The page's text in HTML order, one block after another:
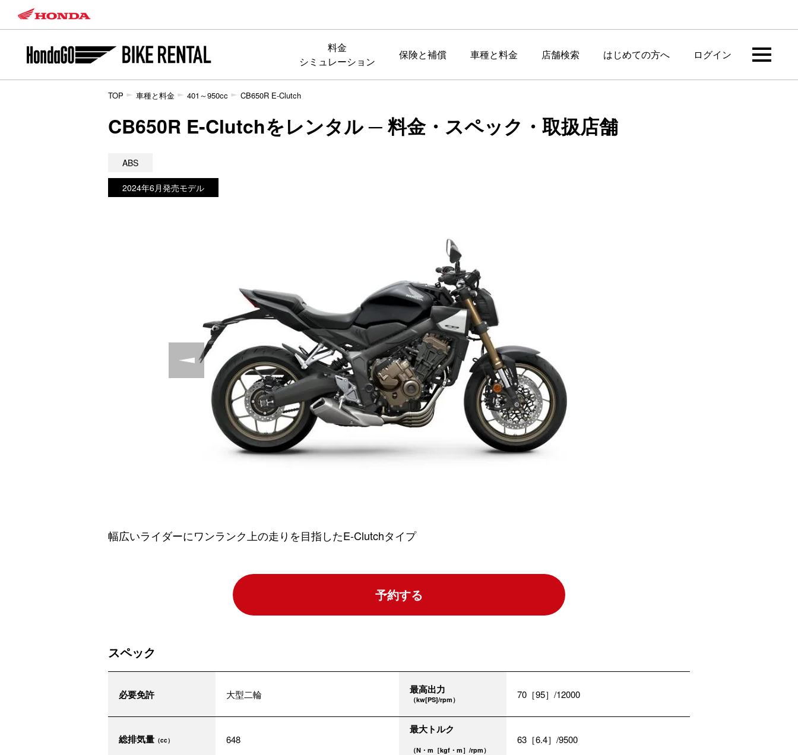
料金
シミュレーション
保険と補償 車種と料金 店舗検索 はじめての方へ ログイン
TOP 車種と料金 401～950cc CB650R E-Clutch
CB650R E-Clutchをレンタル ─ 料金・スペック・取扱店舗
ABS
2024年6月発売モデル
幅広いライダーにワンランク上の走りを目指したE-Clutchタイプ
予約する
スペック
必要免許 大型二輪
総排気量 （cc） 648
最高出力
（kw[PS]/rpm） 70［95］/12000
最大トルク
（N・m［kgf・m］/rpm）
63［6.4］/9500